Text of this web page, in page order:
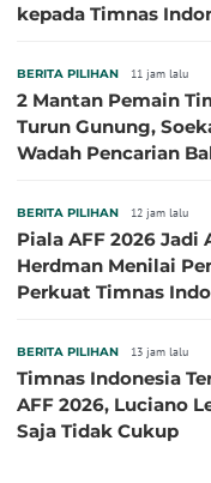
kepada Timnas
BERITA PILIHAN 11 jam lalu
2 Mantan Pemain
Turun Gunung,
Wadah Pencarian
BERITA PILIHAN 12 jam lalu
Piala AFF 2026 Jadi
Herdman Menilai
Perkuat Timnas
BERITA PILIHAN 13 jam lalu
Timnas Indonesia
AFF 2026, Luciano
Saja Tidak Cukup